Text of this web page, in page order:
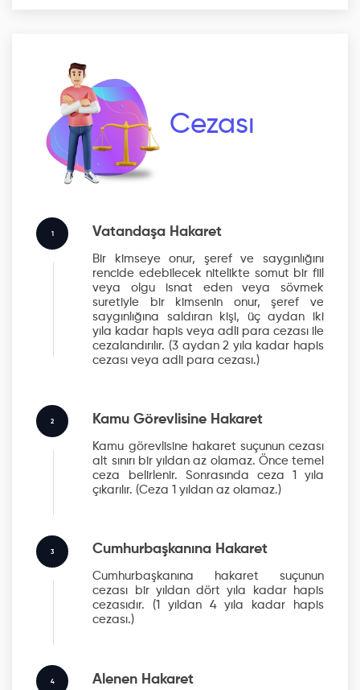
Cezası
1 Vatandaşa Hakaret
Bir kimseye onur, şeref ve saygınlığını
rencide edebilecek nitelikte somut bir fiil
veya olgu isnat eden veya sövmek
suretiyle bir kimsenin onur, şeref ve
saygınlığına saldıran kişi, üç aydan iki
yıla kadar hapis veya adli para cezası ile
cezalandırılır. (3 aydan 2 yıla kadar hapis
cezası veya adli para cezası.)
2 Kamu Görevlisine Hakaret
Kamu görevlisine hakaret suçunun cezası
alt sınırı bir yıldan az olamaz. Önce temel
ceza belirlenir. Sonrasında ceza 1 yıla
çıkarılır. (Ceza 1 yıldan az olamaz.)
3 Cumhurbaşkanına Hakaret
Cumhurbaşkanına hakaret suçunun
cezası bir yıldan dört yıla kadar hapis
cezasıdır. (1 yıldan 4 yıla kadar hapis
cezası.)
4 Alenen Hakaret